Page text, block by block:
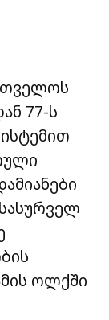
77-ს
ოლქში